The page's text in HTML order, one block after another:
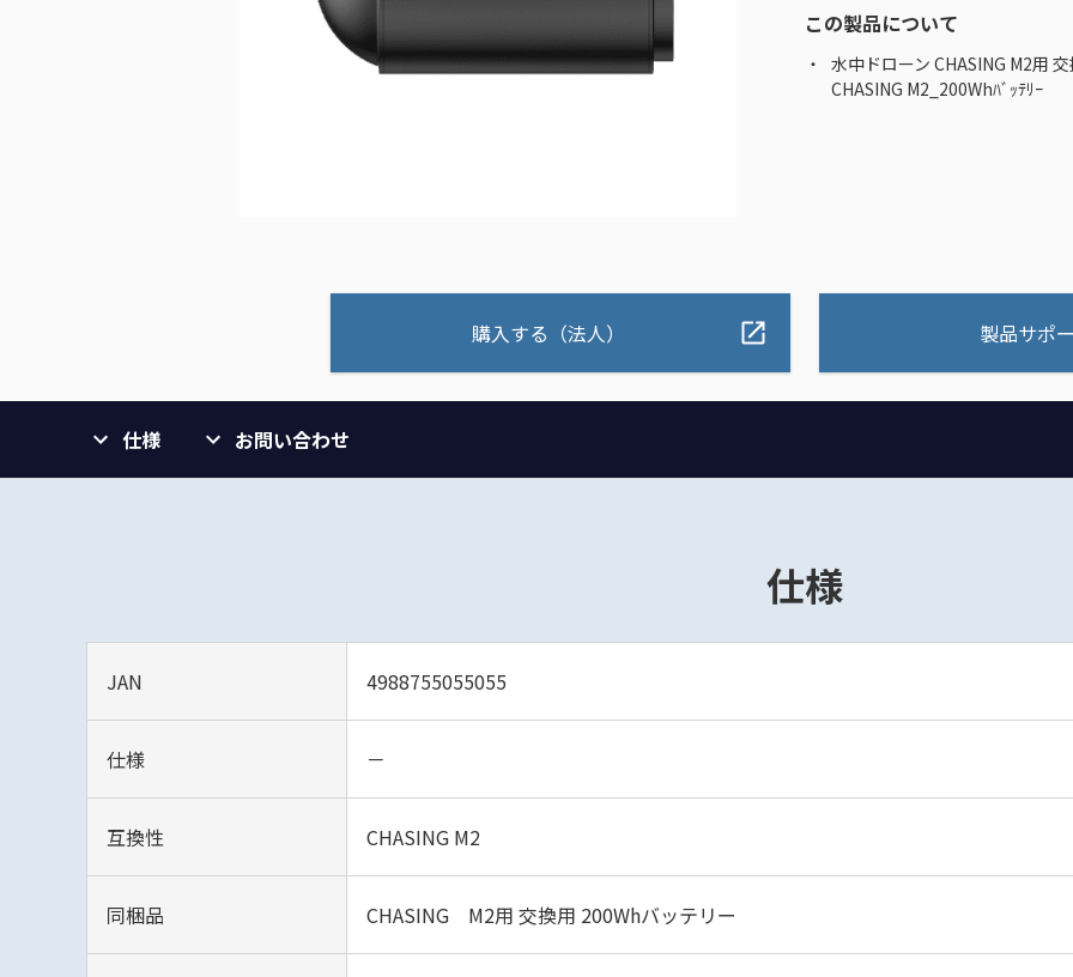
この製品について
水中ドローン CHASING M2用
CHASING M2_200Whﾊﾞｯﾃﾘｰ
購入する（法人） 製品サポ
仕様 お問い合わせ
仕様
JAN 4988755055055
仕様 －
互換性 CHASING M2
同梱品 CHASING M2用 交換用 200Whバッテリー